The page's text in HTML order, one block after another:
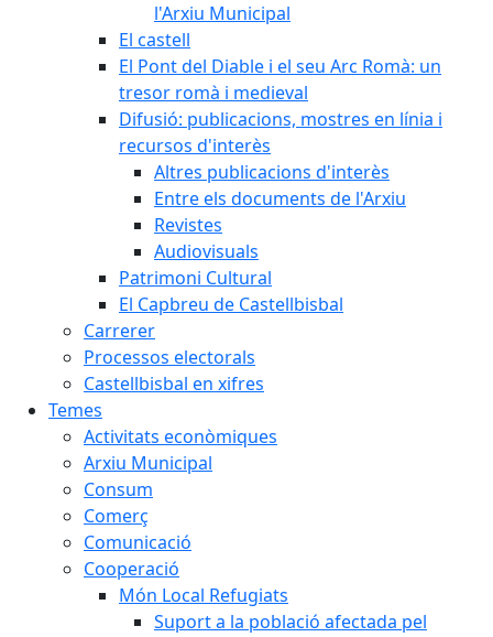
l'Arxiu Municipal
El castell
El Pont del Diable i el seu Arc Romà: un
tresor romà i medieval
Difusió: publicacions, mostres en línia i
recursos d'interès
Altres publicacions d'interès
Entre els documents de l'Arxiu
Revistes
Audiovisuals
Patrimoni Cultural
El Capbreu de Castellbisbal
Carrerer
Processos electorals
Castellbisbal en xifres
Temes
Activitats econòmiques
Arxiu Municipal
Consum
Comerç
Comunicació
Cooperació
Món Local Refugiats
Suport a la població afectada pel